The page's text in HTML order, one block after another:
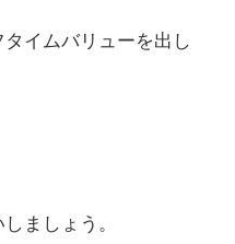
イムバリューを出し
ましょう。